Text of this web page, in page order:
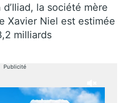
la société mère
Xavier Niel est estimée
milliards
Publicité